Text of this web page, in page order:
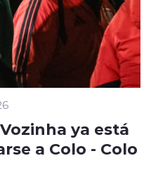
ya está
a Colo - Colo